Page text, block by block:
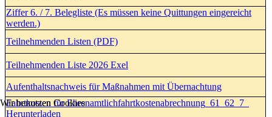
Ziffer 6. / 7. Belegliste (Es müssen keine Quittungen eingereicht
werden.)
Teilnehmenden Listen (PDF)
Teilnehmenden Liste 2026 Exel
Aufenthaltsnachweis für Maßnahmen mit Übernachtung
Fahrtkosten für Ehrenamtlichfahrtkostenabrechnung_61_62_7_
Herunterladen
Wir benutzen Cookies